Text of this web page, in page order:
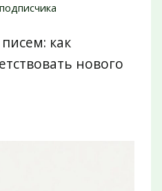
как
нового